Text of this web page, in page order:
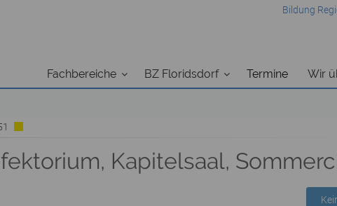
Bildung
Fachbereiche BZ Floridsdorf Termine Wir
Kapitelsaal,